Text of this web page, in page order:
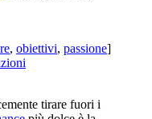
, obiettivi, passione]
tirare fuori i